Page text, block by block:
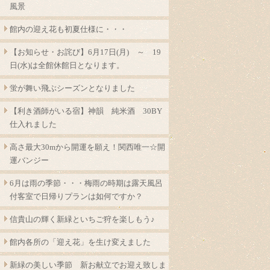
風景
館内の迎え花も初夏仕様に・・・
【お知らせ・お詫び】6月17日(月) ～ 19
日(水)は全館休館日となります。
蛍が舞い飛ぶシーズンとなりました
【利き酒師がいる宿】神韻 純米酒 30BY
仕入れました
高さ最大30mから開運を願え！関西唯一☆開
運バンジー
6月は雨の季節・・・梅雨の時期は露天風呂
付客室で日帰りプランは如何ですか？
信貴山の輝く新緑といちご狩を楽しもう♪
館内各所の「迎え花」を生け変えました
新緑の美しい季節 新お献立でお迎え致しま